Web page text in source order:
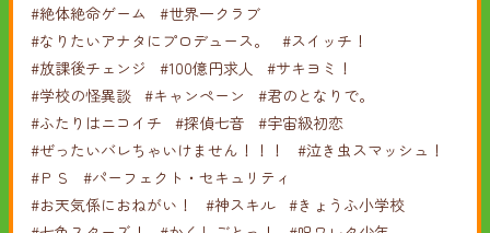
#絶体絶命ゲーム
#世界一クラブ
#なりたいアナタにプロデュース。
#スイッチ！
#放課後チェンジ
#100億円求人
#サキヨミ！
#学校の怪異談 #キャンペーン
#君のとなりで。
#ふたりはニコイチ
#探偵七音
#宇宙級初恋
#ぜったいバレちゃいけません！！！
#泣き虫スマッシュ！
#ＰＳ
#パーフェクト・セキュリティ
#お天気係におねがい！
#神スキル #きょうふ小学校